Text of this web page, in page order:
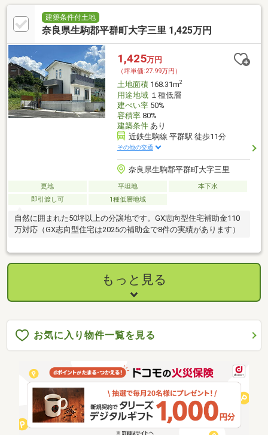
提案させて頂きます！不動産の事なら何でもご相談ください！
建築条件付土地
奈良県生駒郡平群町大字三里 1,425万円
1,425万円
（坪単価:27.99万円）
土地面積168.31m2
用途地域１種低層
建ぺい率50%
容積率80%
建築条件あり
近鉄生駒線 平群駅 徒歩11分
その他の交通
奈良県生駒郡平群町大字三里
更地 平坦地
本下水
即引渡し可
1種低層地域
自然に囲まれた50坪以上の分譲地です。GX志向型住宅補助金110
万対応（GX志向型住宅は2025の補助金で8件の実績があります）
もっと見る
お気に入り物件一覧を見る